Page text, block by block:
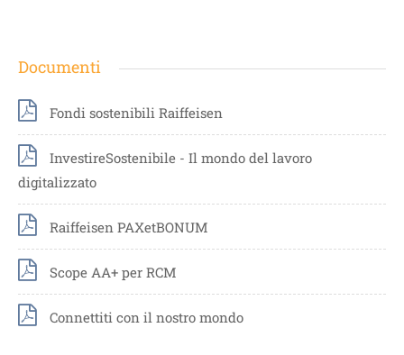
Documenti
Fondi sostenibili Raiffeisen
InvestireSostenibile - Il mondo del lavoro
digitalizzato
Raiffeisen PAXetBONUM
Scope AA+ per RCM
Connettiti con il nostro mondo